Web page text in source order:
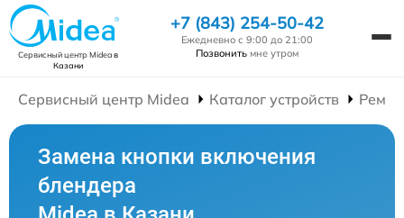
Сервисный центр Mideaв
Казани
+7 (843) 254-50-42
Ежедневно с 9:00 до 21:00
Позвонить мне утром
Сервисный центр Midea Каталог устройств
Замена кнопки включения
блендера